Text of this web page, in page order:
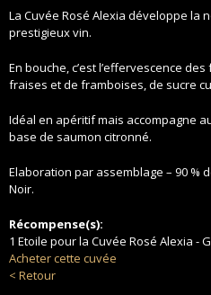
La Cuvée Rosé Alexia développe la
prestigieux vin.
En bouche, c’est l’effervescence
fraises et de framboises, de sucre
Idéal en apéritif mais accompagne
base de saumon citronné.
Elaboration par assemblage – 90 %
Noir.
Récompense(s):
1 Etoile pour la Cuvée Rosé Alexia -
Acheter cette cuvée
< Retour